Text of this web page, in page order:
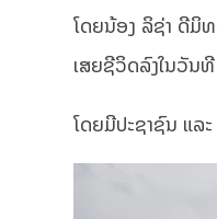
ໂດຍນ້ອງ ລິຊ່າ ດີມິ
ເສຍຊີວິດລົງໃນວັນ
ໂດຍມີປະຊາຊົນ ແລ